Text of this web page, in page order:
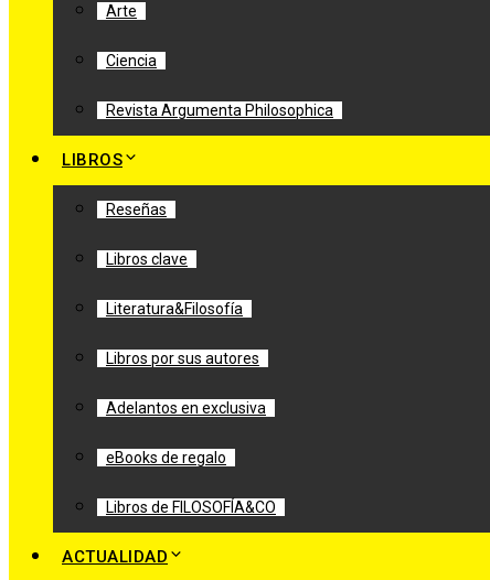
Arte
Ciencia
Revista Argumenta Philosophica
LIBROS
Reseñas
Libros clave
Literatura&Filosofía
Libros por sus autores
Adelantos en exclusiva
eBooks de regalo
Libros de FILOSOFÍA&CO
ACTUALIDAD